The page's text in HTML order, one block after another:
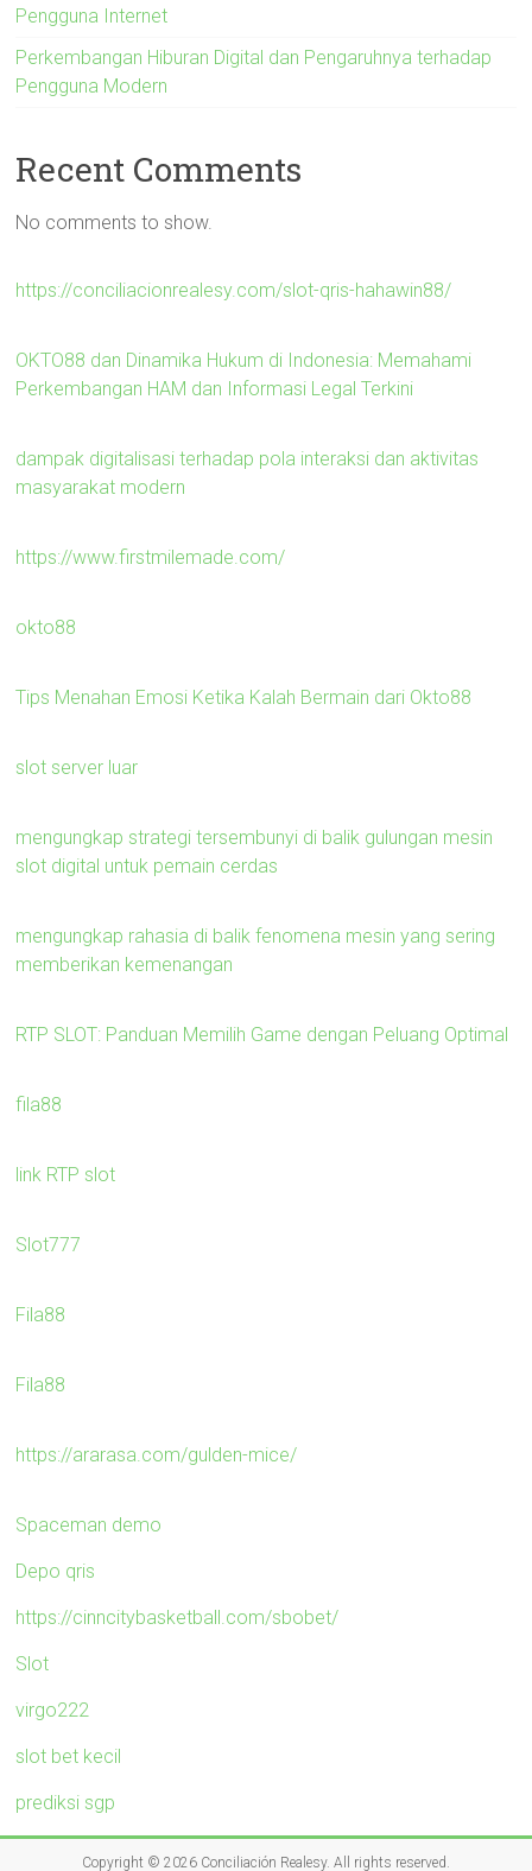
Pengguna Internet
Perkembangan Hiburan Digital dan Pengaruhnya terhadap
Pengguna Modern
Recent Comments
No comments to show.
https://conciliacionrealesy.com/slot-qris-hahawin88/
OKTO88 dan Dinamika Hukum di Indonesia: Memahami
Perkembangan HAM dan Informasi Legal Terkini
dampak digitalisasi terhadap pola interaksi dan aktivitas
masyarakat modern
https://www.firstmilemade.com/
okto88
Tips Menahan Emosi Ketika Kalah Bermain dari Okto88
slot server luar
mengungkap strategi tersembunyi di balik gulungan mesin
slot digital untuk pemain cerdas
mengungkap rahasia di balik fenomena mesin yang sering
memberikan kemenangan
RTP SLOT: Panduan Memilih Game dengan Peluang Optimal
fila88
link RTP slot
Slot777
Fila88
Fila88
https://ararasa.com/gulden-mice/
Spaceman demo
Depo qris
https://cinncitybasketball.com/sbobet/
Slot
virgo222
slot bet kecil
prediksi sgp
Copyright © 2026 Conciliación Realesy. All rights reserved.